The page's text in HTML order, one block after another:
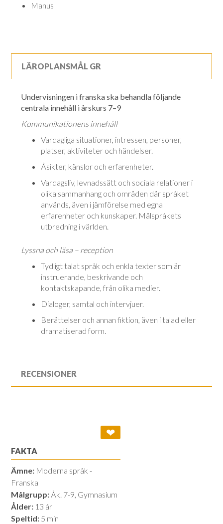
Manus
LÄROPLANSMÅL GR
Undervisningen i franska ska behandla följande
centrala innehåll i årskurs 7–9
Kommunikationens innehåll
Vardagliga situationer, intressen, personer,
platser, aktiviteter och händelser.
Åsikter, känslor och erfarenheter.
Vardagsliv, levnadssätt och sociala relationer i
olika sammanhang och områden där språket
används, även i jämförelse med egna
erfarenheter och kunskaper. Målspråkets
utbredning i världen.
Lyssna och läsa – reception
Tydligt talat språk och enkla texter som är
instruerande, beskrivande och
kontaktskapande, från olika medier.
Dialoger, samtal och intervjuer.
Berättelser och annan fiktion, även i talad eller
dramatiserad form.
RECENSIONER
❤
FAKTA
Ämne: Moderna språk -
Franska
Målgrupp: Åk. 7-9, Gymnasium
Ålder: 13 år
Speltid: 5 min